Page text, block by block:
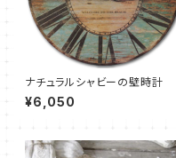
ナチュラルシャビーの壁時計
¥6,050